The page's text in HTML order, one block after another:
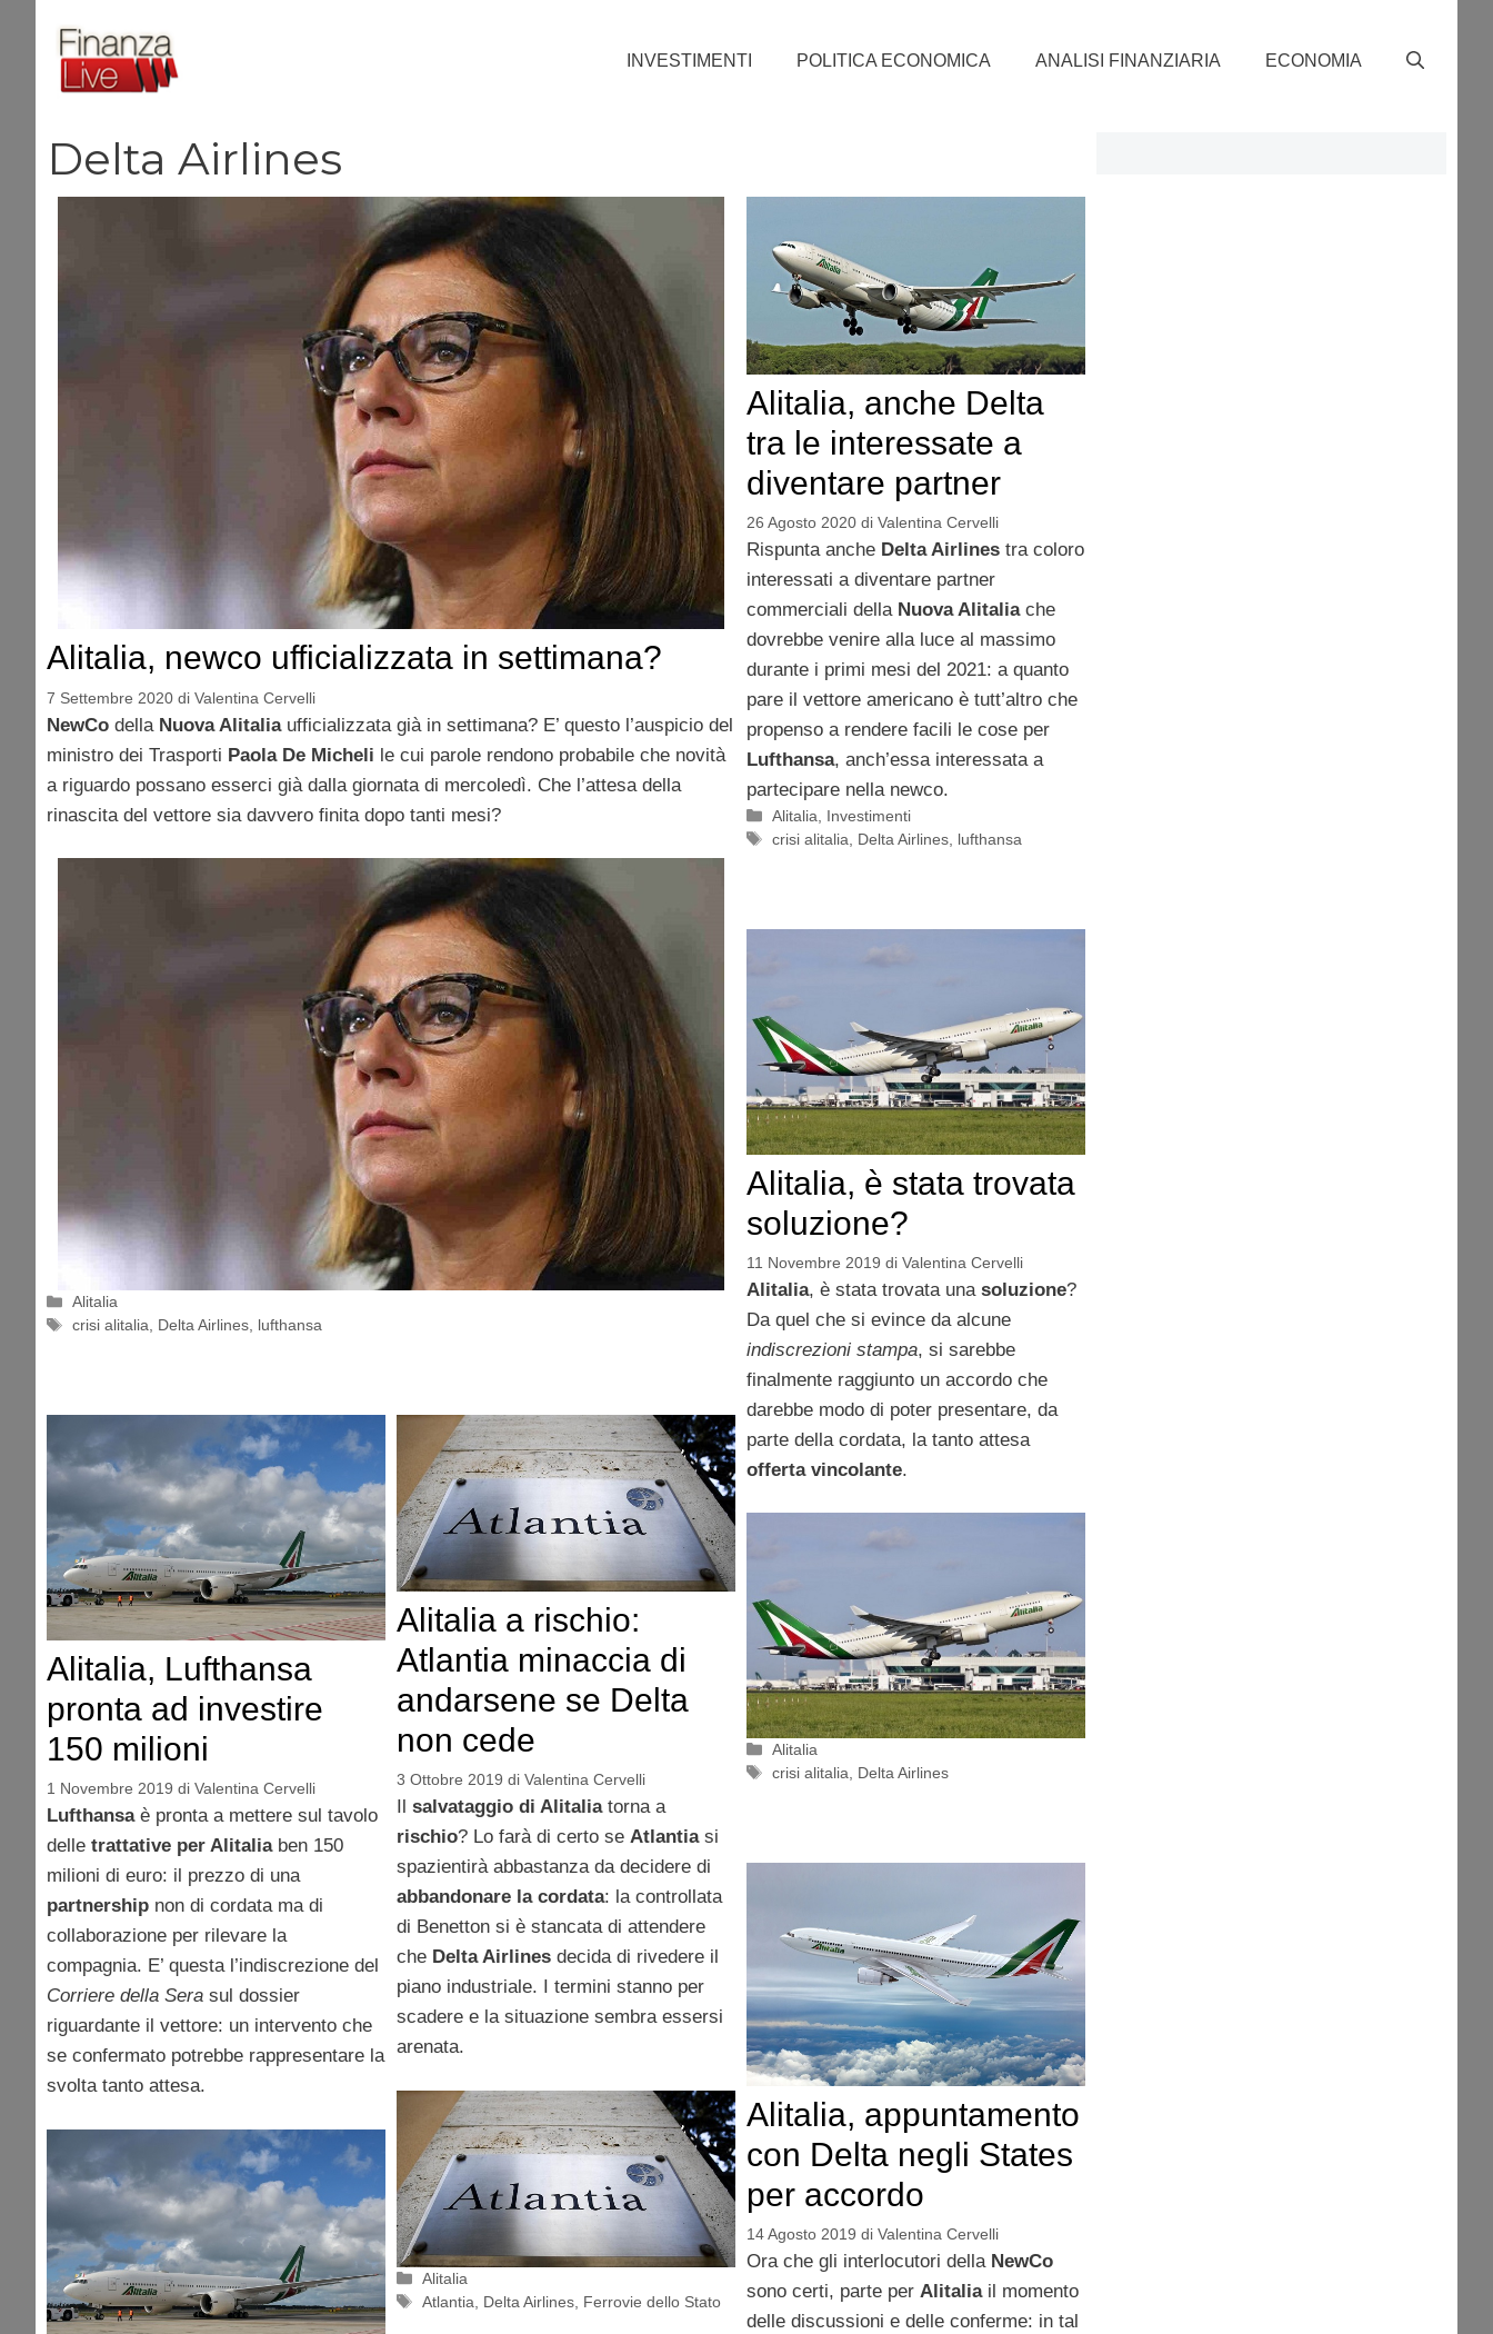
contenuto
INVESTIMENTI POLITICA ECONOMICA ANALISI FINANZIARIA ECONOMIA
Delta Airlines
Alitalia, newco ufficializzata in settimana?
7 Settembre 2020 di Valentina Cervelli
NewCo della Nuova Alitaliaufficializzata già in settimana? E’ questo l’auspicio del
ministro dei Trasporti Paola De Micheli le cui parole rendono probabile che novità
a riguardo possano esserci già dalla giornata di mercoledì. Che l’attesa della
rinascita del vettore sia davvero finita dopo tanti mesi?
Categorie
Alitalia
Tag
crisi alitalia Delta Airlines lufthansa
Alitalia, anche Delta
tra le interessate a
diventare partner
26 Agosto 2020 di Valentina Cervelli
Rispunta anche Delta Airlinestra coloro
interessati a diventare partner
commerciali della Nuova Alitaliache
dovrebbe venire alla luce al massimo
durante i primi mesi del 2021: a quanto
pare il vettore americano è tutt’altro che
propenso a rendere facili le cose per
Lufthansa, anch’essa interessata a
partecipare nella newco.
Categorie
Alitalia
Investimenti
Tag
crisi alitalia Delta Airlines lufthansa
Alitalia, è stata trovata
soluzione?
11 Novembre 2019 di Valentina Cervelli
Alitalia, è stata trovata una soluzione?
Da quel che si evince da alcune
indiscrezioni stampa, si sarebbe
finalmente raggiunto un accordo che
darebbe modo di poter presentare, da
parte della cordata, la tanto attesa
offerta vincolante.
Categorie
Alitalia
Tag
crisi alitalia Delta Airlines
Alitalia, Lufthansa
pronta ad investire
150 milioni
1 Novembre 2019 di Valentina Cervelli
Lufthansaè pronta a mettere sul tavolo
delle trattative per Alitaliaben 150
milioni di euro: il prezzo di una
partnership non di cordata ma di
collaborazione per rilevare la
compagnia. E’ questa l’indiscrezione del
Corriere della Sera sul dossier
riguardante il vettore: un intervento che
se confermato potrebbe rappresentare la
svolta tanto attesa.
Alitalia a rischio:
Atlantia minaccia di
andarsene se Delta
non cede
3 Ottobre 2019 di Valentina Cervelli
salvataggio di Alitaliatorna a
rischio? Lo farà di certo se Atlantiasi
spazientirà abbastanza da decidere di
abbandonare la cordata: la controllata
di Benetton si è stancata di attendere
che Delta Airlinesdecida di rivedere il
piano industriale. I termini stanno per
scadere e la situazione sembra essersi
arenata.
Categorie
Alitalia
Tag
Atlantia Delta Airlines Ferrovie dello Stato
Alitalia, appuntamento
con Delta negli States
per accordo
14 Agosto 2019 di Valentina Cervelli
Ora che gli interlocutori della NewCo
sono certi, parte per Alitaliail momento
delle discussioni e delle conferme: in tal